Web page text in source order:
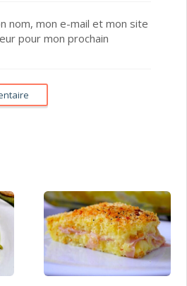
nom, mon e-mail et mon site
pour mon prochain